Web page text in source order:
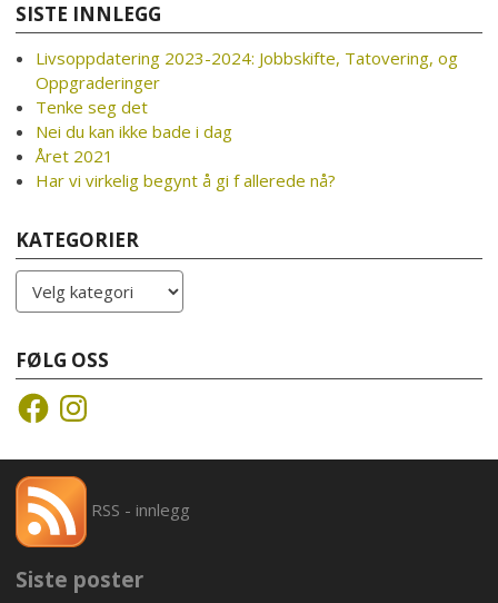
SISTE INNLEGG
Livsoppdatering 2023-2024: Jobbskifte, Tatovering, og
Oppgraderinger
Tenke seg det
Nei du kan ikke bade i dag
Året 2021
Har vi virkelig begynt å gi f allerede nå?
KATEGORIER
Kategorier
FØLG OSS
FacebookInstagram
RSS - innlegg
Siste poster